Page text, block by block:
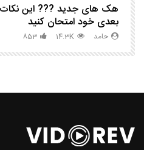
هک های جدید ??️? این نکات
بعدی خود امتحان کنید
حامد 14.3K
853